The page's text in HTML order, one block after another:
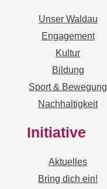
Unser Waldau
Engagement
Kultur
Bildung
Sport & Bewegung
Nachhaltigkeit
Initiative
Aktuelles
Bring dich ein!